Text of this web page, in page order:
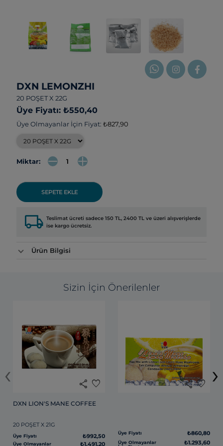
DXN LEMONZHI
20 POŞET X 22G
Üye Fiyatı: ₺550,40
Üye Olmayanlar İçin Fiyat: ₺827,90
Miktar:
SEPETE EKLE
local_shipping Teslimat ücreti sadece 150 TL, 2400 TL ve üzeri alışverişlerde
ise kargo ücretsiz.
Ürün Bilgisi
Sizin İçin Önerilenler
share favorite
DXN LION'S MANE COFFEE
20 POŞET X 21G
Üye Fiyatı ₺992,50
Üye Olmayanlar
₺1.491,20
share favorite
Üye Fiyatı ₺860,80
Üye Olmayanlar
₺1.293,60
‹ ›